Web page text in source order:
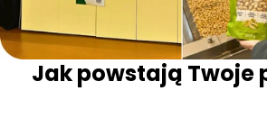
Jak powstają Twoje